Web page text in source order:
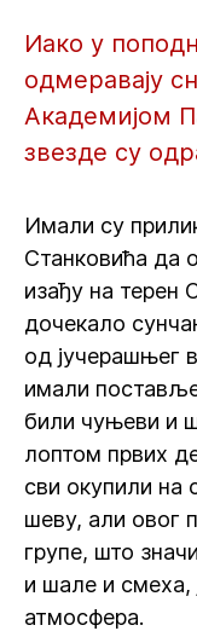
Иако у
одмеравају
Академијом
звезде су
Имали су
Станковића да
изађу на терен
дочекало
од јучерашњег
имали
били чуњеви и
лоптом првих
сви окупили на
шеву, али овог
групе, што
и шале и смеха,
атмосфера.